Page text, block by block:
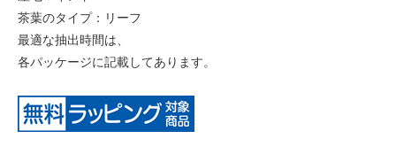
茶葉のタイプ：リーフ
最適な抽出時間は、
各パッケージに記載してあります。